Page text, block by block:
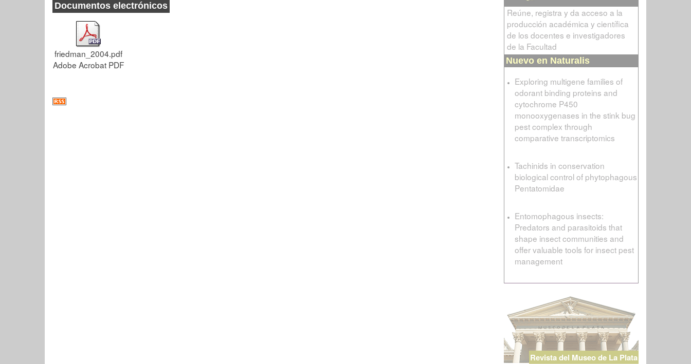
Documentos electrónicos
friedman_2004.pdf
Adobe Acrobat PDF
Reúne, registra y da acceso a la
producción académica y científica
de los docentes e investigadores
de la Facultad
Nuevo en Naturalis
Exploring multigene families of
odorant binding proteins and
cytochrome P450
monooxygenases in the stink bug
pest complex through
comparative transcriptomics
Tachinids in conservation
biological control of phytophagous
Pentatomidae
Entomophagous insects:
Predators and parasitoids that
shape insect communities and
offer valuable tools for insect pest
management
Revista del Museo de La Plata